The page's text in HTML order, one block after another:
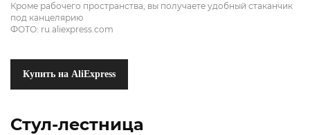
Кроме рабочего пространства, вы получаете удобный стаканчик
под канцелярию
ФОТО: ru.aliexpress.com
Купить на AliExpress
Стул-лестница